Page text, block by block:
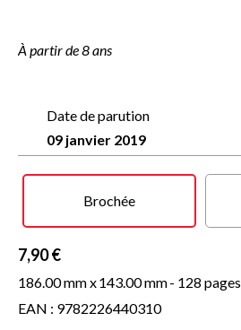
À partir de 8 ans
Date de parution
09 janvier 2019
Brochée
7,90 €
186.00 mm x143.00 mm- 128 pages
EAN : 9782226440310